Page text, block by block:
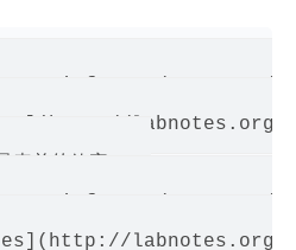
labnotes.org/
labnotes.org/